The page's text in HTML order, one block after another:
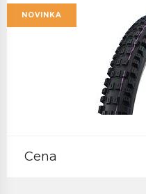
NOVINKA
Cena